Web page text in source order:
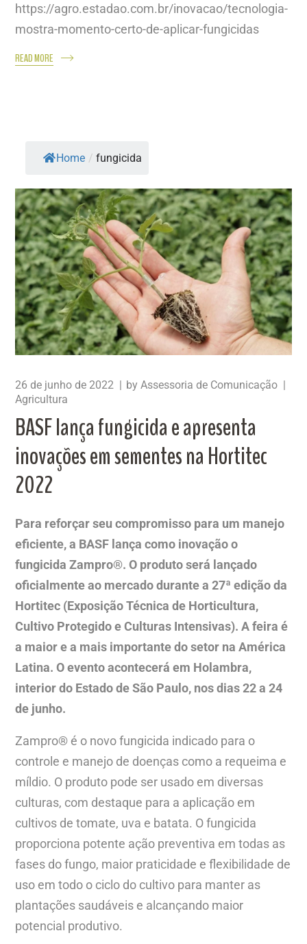
https://agro.estadao.com.br/inovacao/tecnologia-
mostra-momento-certo-de-aplicar-fungicidas
READ MORE
Home / fungicida
26 de junho de 2022 byAssessoria de Comunicação
Agricultura
BASF lança fungicida e apresenta
inovações em sementes na Hortitec
2022
Para reforçar seu compromisso para um manejo
eficiente, a BASF lança como inovação o
fungicida Zampro®. O produto será lançado
oficialmente ao mercado durante a 27ª edição da
Hortitec (Exposição Técnica de Horticultura,
Cultivo Protegido e Culturas Intensivas). A feira é
a maior e a mais importante do setor na América
Latina. O evento acontecerá em Holambra,
interior do Estado de São Paulo, nos dias 22 a 24
de junho.
Zampro® é o novo fungicida indicado para o
controle e manejo de doenças como a requeima e
míldio. O produto pode ser usado em diversas
culturas, com destaque para a aplicação em
cultivos de tomate, uva e batata. O fungicida
proporciona potente ação preventiva em todas as
fases do fungo, maior praticidade e flexibilidade de
uso em todo o ciclo do cultivo para manter as
plantações saudáveis e alcançando maior
potencial produtivo.